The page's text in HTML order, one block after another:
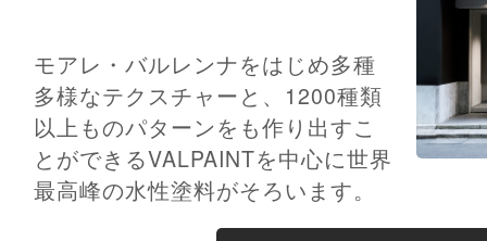
モアレ・バルレンナをはじめ多種
多様なテクスチャーと、1200種類
以上ものパターンをも作り出すこ
とができるVALPAINTを中心に世界
最高峰の水性塗料がそろいます。